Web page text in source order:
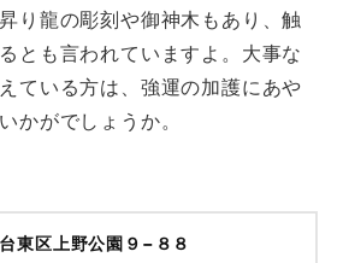
り龍の彫刻や御神木もあり、触
とも言われていますよ。大事な
ている方は、強運の加護にあや
かがでしょうか。
東区上野公園９−８８